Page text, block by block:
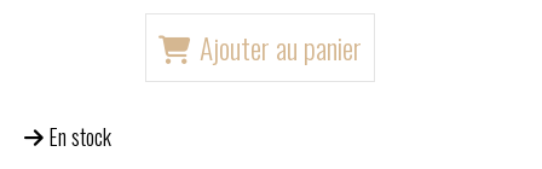
Ajouter au panier
En stock